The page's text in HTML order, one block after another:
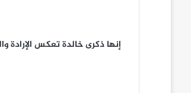
إنها ذكرى خالدة تعكس